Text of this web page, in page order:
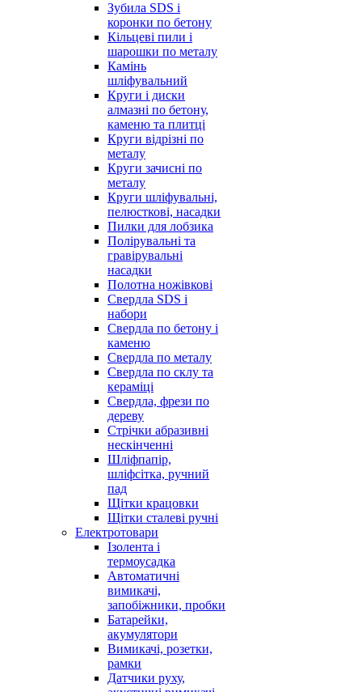
Зубила SDS і
коронки по бетону
Кільцеві пили і
шарошки по металу
Камінь
шліфувальний
Круги і диски
алмазні по бетону,
каменю та плитці
Круги відрізні по
металу
Круги зачисні по
металу
Круги шліфувальні,
пелюсткові, насадки
Пилки для лобзика
Полірувальні та
гравірувальні
насадки
Полотна ножівкові
Свердла SDS і
набори
Свердла по бетону і
каменю
Свердла по металу
Свердла по склу та
кераміці
Свердла, фрези по
дереву
Стрічки абразивні
нескінченні
Шліфпапір,
шліфсітка, ручний
пад
Щітки крацовки
Щітки сталеві ручні
Електротовари
Ізолента і
термоусадка
Автоматичні
вимикачі,
запобіжники, пробки
Батарейки,
акумулятори
Вимикачі, розетки,
рамки
Датчики руху,